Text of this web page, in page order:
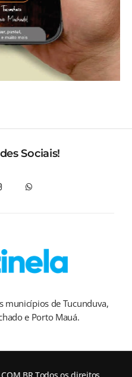
Sociais!
municípios de Tucunduva,
e Porto Mauá.